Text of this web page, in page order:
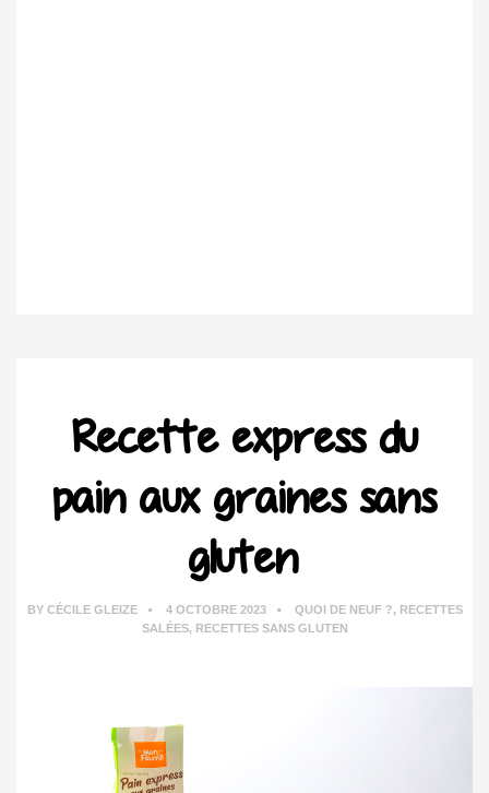
Recette express du
pain aux graines sans
gluten
BY CÉCILE GLEIZE 4 OCTOBRE 2023 QUOI DE NEUF ?, RECETTES
SALÉES, RECETTES SANS GLUTEN